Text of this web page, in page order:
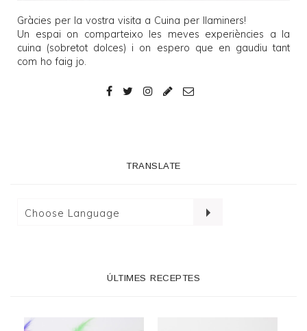
Gràcies per la vostra visita a Cuina per llaminers!
Un espai on comparteixo les meves experiències a la
cuina (sobretot dolces) i on espero que en gaudiu tant
com ho faig jo.
TRANSLATE
ÚLTIMES RECEPTES